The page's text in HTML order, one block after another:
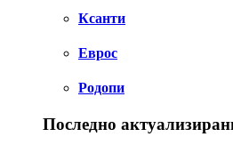
Ксанти
Еврос
Родопи
Последно